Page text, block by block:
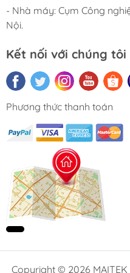
Specification:
System
heating zones
Number of
Length of heating
zones
Heating mode
Cooling Mode
- Nhà máy: Cụm Công
Nội.
Kết nối với chúng tôi
Phương thức thanh toán
Copyright © 2026 MAITEK